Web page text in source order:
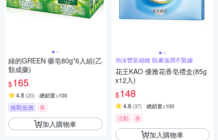
綠的GREEN 藥皂80g*6入組(乙
類成藥)
$165
4.8 (20) 總銷量>100
挑戰低價 券
加入購物車
泡沫豐富細緻 肌膚滋潤不緊繃
花王KAO 優雅花香皂禮盒(85g
x12入)
$148
4.8 (37) 總銷量>100
活動 券
加入購物車